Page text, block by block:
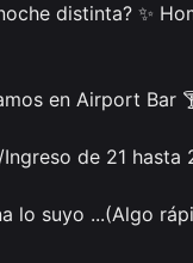
distinta? ✨
en Airport Bar
de 21 hasta
lo suyo ...(Algo